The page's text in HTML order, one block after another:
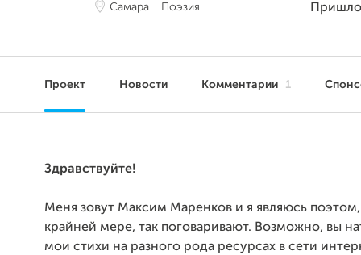
Самара Поэзия
Проект Новости Комментарии 1
Здравствуйте!
Меня зовут Максим Маренков и я являюсь
крайней мере, так поговаривают. Возможно, вы
мои стихи на разного рода ресурсах в сети